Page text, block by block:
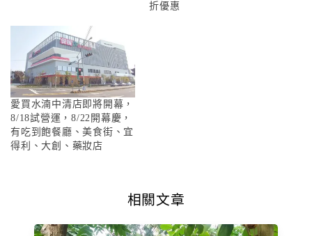
折優惠
愛買水湳中清店即將開幕，
8/18試營運，8/22開幕慶，
有吃到飽餐廳、美食街、宜
得利、大創、藥妝店
相關文章